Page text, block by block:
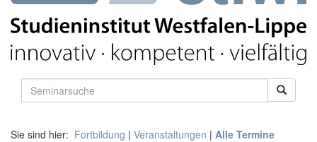
Sie sind hier: Fortbildung | Veranstaltungen | Alle Termine